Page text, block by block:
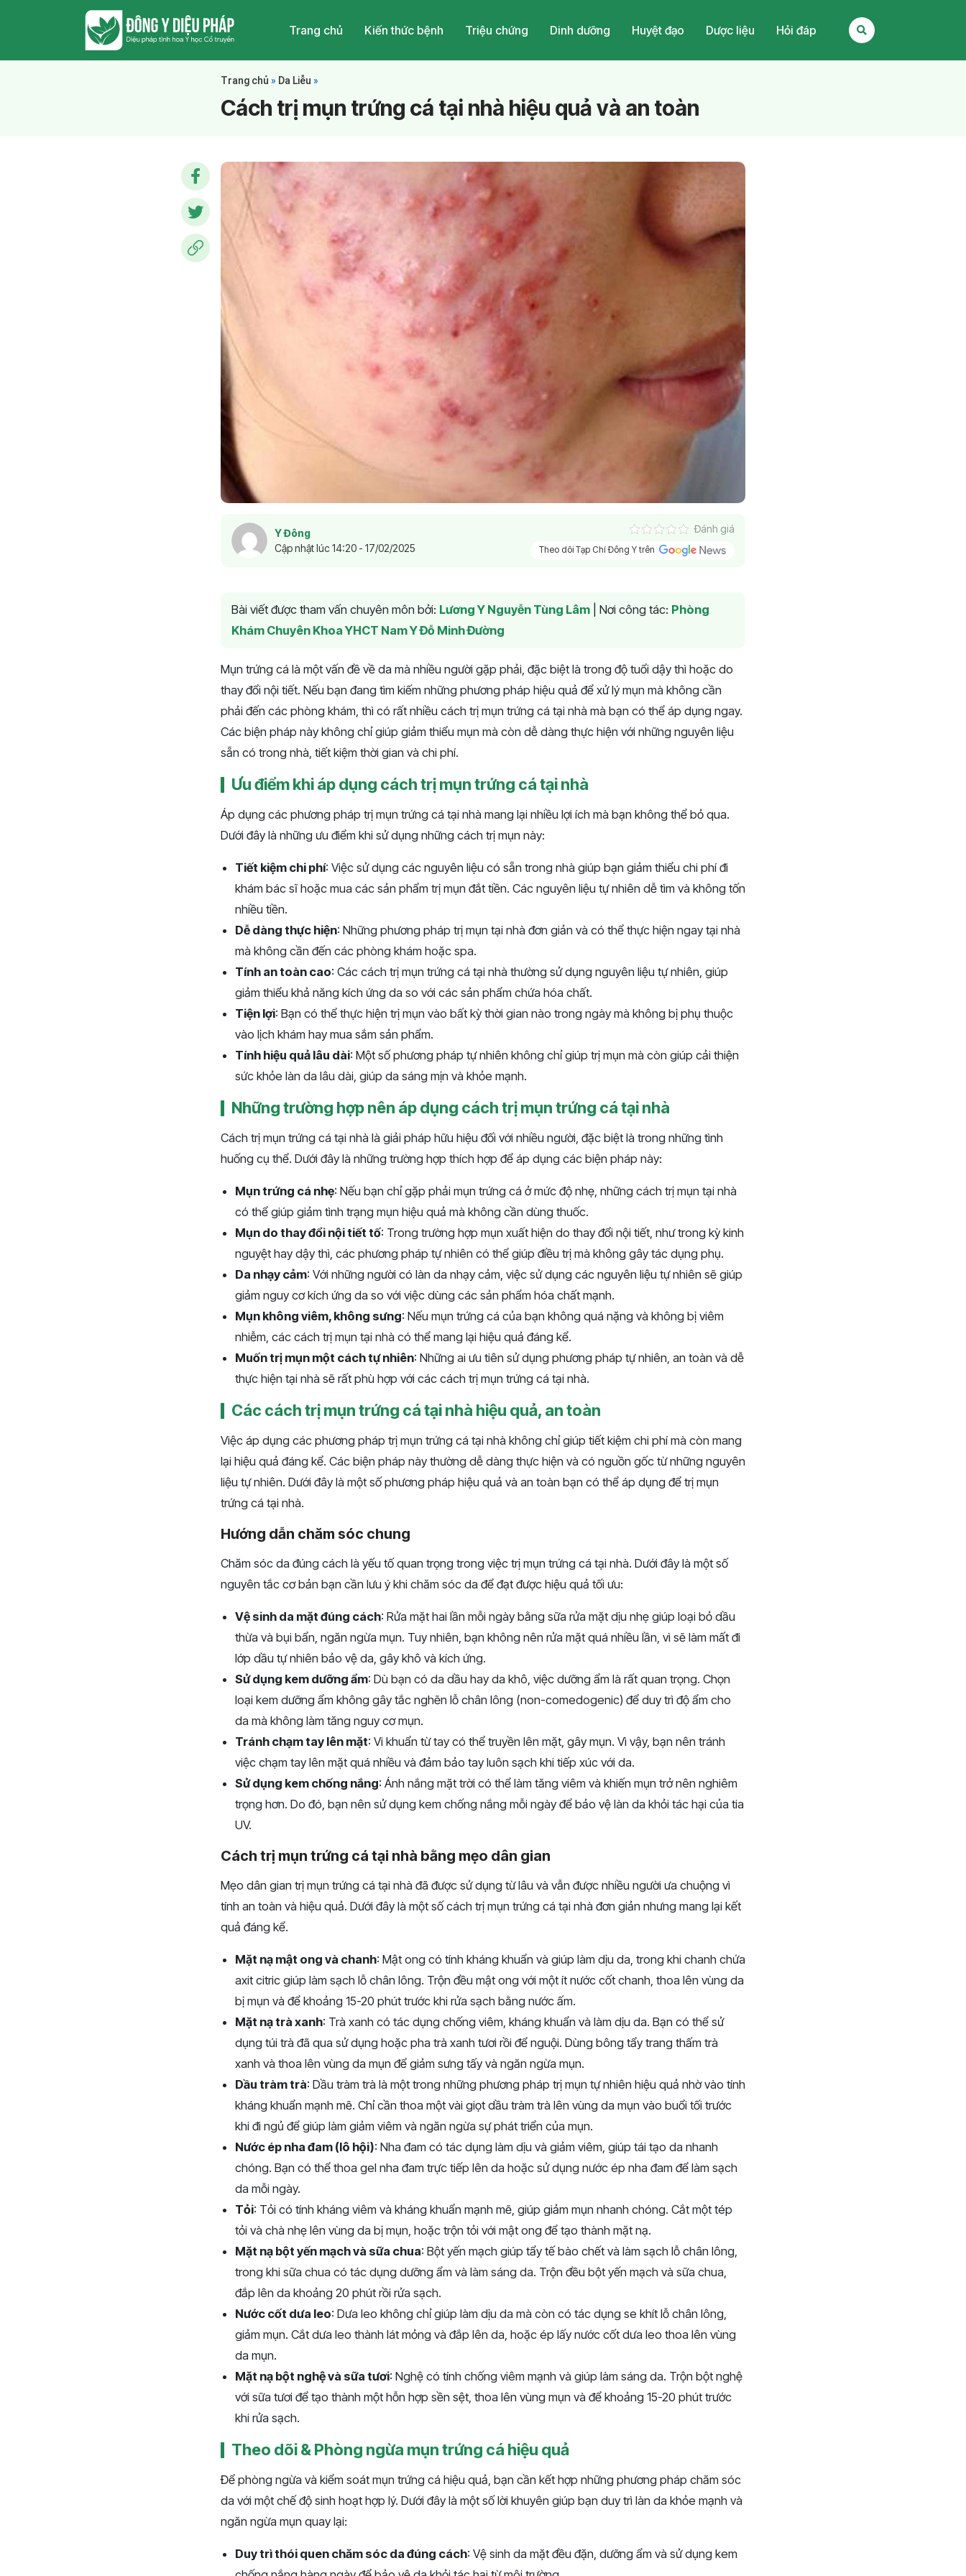
Trang chủ Kiến thức bệnh Triệu chứng Dinh dưỡng Huyệt đạo Dược liệu Hỏi đáp
Trang chủ » Da Liễu »
Cách trị mụn trứng cá tại nhà hiệu quả và an toàn
Y Đông
Cập nhật lúc 14:20 - 17/02/2025
Đánh giá
Theo dõi Tạp Chí Đông Y trên
Bài viết được tham vấn chuyên môn bởi: Lương Y Nguyễn Tùng Lâm Nơi công tác: Phòng
Khám Chuyên Khoa YHCT Nam Y Đỗ Minh Đường
Mụn trứng cá là một vấn đề về da mà nhiều người gặp phải, đặc biệt là trong độ tuổi dậy thì hoặc do
thay đổi nội tiết. Nếu bạn đang tìm kiếm những phương pháp hiệu quả để xử lý mụn mà không cần
phải đến các phòng khám, thì có rất nhiều cách trị mụn trứng cá tại nhà mà bạn có thể áp dụng ngay.
Các biện pháp này không chỉ giúp giảm thiểu mụn mà còn dễ dàng thực hiện với những nguyên liệu
sẵn có trong nhà, tiết kiệm thời gian và chi phí.
Ưu điểm khi áp dụng cách trị mụn trứng cá tại nhà
Áp dụng các phương pháp trị mụn trứng cá tại nhà mang lại nhiều lợi ích mà bạn không thể bỏ qua.
Dưới đây là những ưu điểm khi sử dụng những cách trị mụn này:
Tiết kiệm chi phí: Việc sử dụng các nguyên liệu có sẵn trong nhà giúp bạn giảm thiểu chi phí đi
khám bác sĩ hoặc mua các sản phẩm trị mụn đắt tiền. Các nguyên liệu tự nhiên dễ tìm và không tốn
nhiều tiền.
Dễ dàng thực hiện: Những phương pháp trị mụn tại nhà đơn giản và có thể thực hiện ngay tại nhà
mà không cần đến các phòng khám hoặc spa.
Tính an toàn cao: Các cách trị mụn trứng cá tại nhà thường sử dụng nguyên liệu tự nhiên, giúp
giảm thiểu khả năng kích ứng da so với các sản phẩm chứa hóa chất.
Tiện lợi: Bạn có thể thực hiện trị mụn vào bất kỳ thời gian nào trong ngày mà không bị phụ thuộc
vào lịch khám hay mua sắm sản phẩm.
Tính hiệu quả lâu dài: Một số phương pháp tự nhiên không chỉ giúp trị mụn mà còn giúp cải thiện
sức khỏe làn da lâu dài, giúp da sáng mịn và khỏe mạnh.
Những trường hợp nên áp dụng cách trị mụn trứng cá tại nhà
Cách trị mụn trứng cá tại nhà là giải pháp hữu hiệu đối với nhiều người, đặc biệt là trong những tình
huống cụ thể. Dưới đây là những trường hợp thích hợp để áp dụng các biện pháp này:
Mụn trứng cá nhẹ: Nếu bạn chỉ gặp phải mụn trứng cá ở mức độ nhẹ, những cách trị mụn tại nhà
có thể giúp giảm tình trạng mụn hiệu quả mà không cần dùng thuốc.
Mụn do thay đổi nội tiết tố: Trong trường hợp mụn xuất hiện do thay đổi nội tiết, như trong kỳ kinh
nguyệt hay dậy thì, các phương pháp tự nhiên có thể giúp điều trị mà không gây tác dụng phụ.
Da nhạy cảm: Với những người có làn da nhạy cảm, việc sử dụng các nguyên liệu tự nhiên sẽ giúp
giảm nguy cơ kích ứng da so với việc dùng các sản phẩm hóa chất mạnh.
Mụn không viêm, không sưng: Nếu mụn trứng cá của bạn không quá nặng và không bị viêm
nhiễm, các cách trị mụn tại nhà có thể mang lại hiệu quả đáng kể.
Muốn trị mụn một cách tự nhiên: Những ai ưu tiên sử dụng phương pháp tự nhiên, an toàn và dễ
thực hiện tại nhà sẽ rất phù hợp với các cách trị mụn trứng cá tại nhà.
Các cách trị mụn trứng cá tại nhà hiệu quả, an toàn
Việc áp dụng các phương pháp trị mụn trứng cá tại nhà không chỉ giúp tiết kiệm chi phí mà còn mang
lại hiệu quả đáng kể. Các biện pháp này thường dễ dàng thực hiện và có nguồn gốc từ những nguyên
liệu tự nhiên. Dưới đây là một số phương pháp hiệu quả và an toàn bạn có thể áp dụng để trị mụn
trứng cá tại nhà.
Hướng dẫn chăm sóc chung
Chăm sóc da đúng cách là yếu tố quan trọng trong việc trị mụn trứng cá tại nhà. Dưới đây là một số
nguyên tắc cơ bản bạn cần lưu ý khi chăm sóc da để đạt được hiệu quả tối ưu:
Vệ sinh da mặt đúng cách: Rửa mặt hai lần mỗi ngày bằng sữa rửa mặt dịu nhẹ giúp loại bỏ dầu
thừa và bụi bẩn, ngăn ngừa mụn. Tuy nhiên, bạn không nên rửa mặt quá nhiều lần, vì sẽ làm mất đi
lớp dầu tự nhiên bảo vệ da, gây khô và kích ứng.
Sử dụng kem dưỡng ẩm: Dù bạn có da dầu hay da khô, việc dưỡng ẩm là rất quan trọng. Chọn
loại kem dưỡng ẩm không gây tắc nghẽn lỗ chân lông (non-comedogenic) để duy trì độ ẩm cho
da mà không làm tăng nguy cơ mụn.
Tránh chạm tay lên mặt: Vi khuẩn từ tay có thể truyền lên mặt, gây mụn. Vì vậy, bạn nên tránh
việc chạm tay lên mặt quá nhiều và đảm bảo tay luôn sạch khi tiếp xúc với da.
Sử dụng kem chống nắng: Ánh nắng mặt trời có thể làm tăng viêm và khiến mụn trở nên nghiêm
trọng hơn. Do đó, bạn nên sử dụng kem chống nắng mỗi ngày để bảo vệ làn da khỏi tác hại của tia
UV.
Cách trị mụn trứng cá tại nhà bằng mẹo dân gian
Mẹo dân gian trị mụn trứng cá tại nhà đã được sử dụng từ lâu và vẫn được nhiều người ưa chuộng vì
tính an toàn và hiệu quả. Dưới đây là một số cách trị mụn trứng cá tại nhà đơn giản nhưng mang lại kết
quả đáng kể.
Mặt nạ mật ong và chanh: Mật ong có tính kháng khuẩn và giúp làm dịu da, trong khi chanh chứa
axit citric giúp làm sạch lỗ chân lông. Trộn đều mật ong với một ít nước cốt chanh, thoa lên vùng da
bị mụn và để khoảng 15-20 phút trước khi rửa sạch bằng nước ấm.
Mặt nạ trà xanh: Trà xanh có tác dụng chống viêm, kháng khuẩn và làm dịu da. Bạn có thể sử
dụng túi trà đã qua sử dụng hoặc pha trà xanh tươi rồi để nguội. Dùng bông tẩy trang thấm trà
xanh và thoa lên vùng da mụn để giảm sưng tấy và ngăn ngừa mụn.
Dầu tràm trà: Dầu tràm trà là một trong những phương pháp trị mụn tự nhiên hiệu quả nhờ vào tính
kháng khuẩn mạnh mẽ. Chỉ cần thoa một vài giọt dầu tràm trà lên vùng da mụn vào buổi tối trước
khi đi ngủ để giúp làm giảm viêm và ngăn ngừa sự phát triển của mụn.
Nước ép nha đam (lô hội): Nha đam có tác dụng làm dịu và giảm viêm, giúp tái tạo da nhanh
chóng. Bạn có thể thoa gel nha đam trực tiếp lên da hoặc sử dụng nước ép nha đam để làm sạch
da mỗi ngày.
Tỏi: Tỏi có tính kháng viêm và kháng khuẩn mạnh mẽ, giúp giảm mụn nhanh chóng. Cắt một tép
tỏi và chà nhẹ lên vùng da bị mụn, hoặc trộn tỏi với mật ong để tạo thành mặt nạ.
Mặt nạ bột yến mạch và sữa chua: Bột yến mạch giúp tẩy tế bào chết và làm sạch lỗ chân lông,
trong khi sữa chua có tác dụng dưỡng ẩm và làm sáng da. Trộn đều bột yến mạch và sữa chua,
đắp lên da khoảng 20 phút rồi rửa sạch.
Nước cốt dưa leo: Dưa leo không chỉ giúp làm dịu da mà còn có tác dụng se khít lỗ chân lông,
giảm mụn. Cắt dưa leo thành lát mỏng và đắp lên da, hoặc ép lấy nước cốt dưa leo thoa lên vùng
da mụn.
Mặt nạ bột nghệ và sữa tươi: Nghệ có tính chống viêm mạnh và giúp làm sáng da. Trộn bột nghệ
với sữa tươi để tạo thành một hỗn hợp sền sệt, thoa lên vùng mụn và để khoảng 15-20 phút trước
khi rửa sạch.
Theo dõi & Phòng ngừa mụn trứng cá hiệu quả
Để phòng ngừa và kiểm soát mụn trứng cá hiệu quả, bạn cần kết hợp những phương pháp chăm sóc
da với một chế độ sinh hoạt hợp lý. Dưới đây là một số lời khuyên giúp bạn duy trì làn da khỏe mạnh và
ngăn ngừa mụn quay lại:
Duy trì thói quen chăm sóc da đúng cách: Vệ sinh da mặt đều đặn, dưỡng ẩm và sử dụng kem